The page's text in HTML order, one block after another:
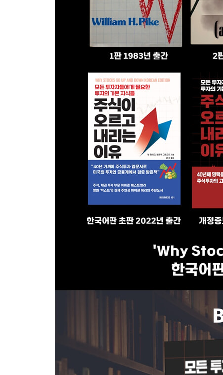
19장: 주식이 오르고 내리는 이유(WHY STOCKS
19장에서는 이 책 전체에서 다룬 개념들을 실제
내용들을 토대로 한 분석 프레임워크를 실제
부록(APPENDIX)
- 공매도(SHORT SELLING)
- 용어사전(GLOSSARY)
- 색인(Index)
30년 경력 베테랑 피델리티 증권사 포트폴리
운영했던 패트릭 그레고리의 『주식이 오르고
오랫동안 많은 미국 독자들에게 사랑받아 온 책
Stocks Go Up And Down 4th Edition’의 후속 미
저자와 역자가 모두 한국판의 제작과정에 직접 참
investment books)”이라고 말하며 투자자들에
책들과는 차별화되었다고 강조한다. 이 책은 첫
필요한 자금 조달과 주식투자자라면 반드시 알